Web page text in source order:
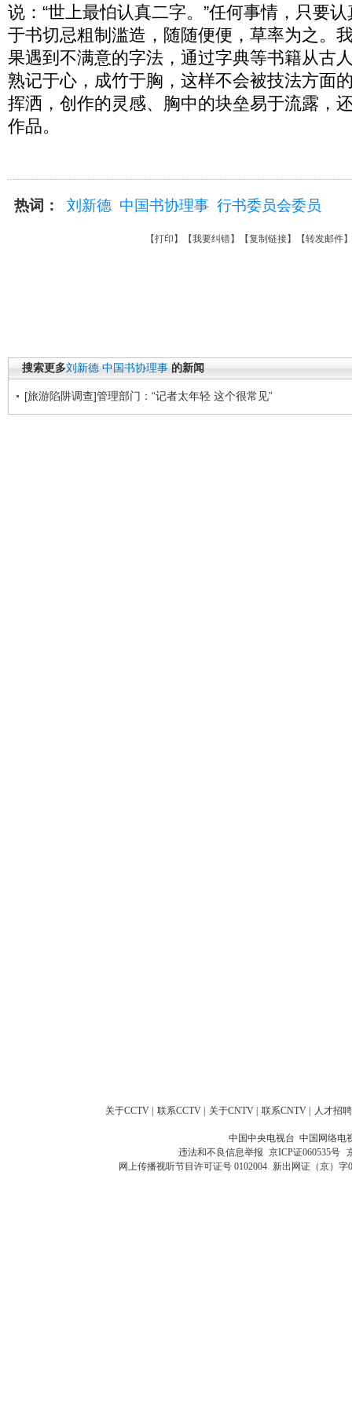
说：“世上最怕认真二字。”任何事情，只要
于书切忌粗制滥造，随随便便，草率为之。
果遇到不满意的字法，通过字典等书籍从古
熟记于心，成竹于胸，这样不会被技法方面
挥洒，创作的灵感、胸中的块垒易于流露，
作品。
热词： 刘新德 中国书协理事 行书委员会委员
【打印 】【我要纠错】【复制链接】【转发邮件
搜索更多刘新德 中国书协理事 的新闻
[旅游陷阱调查]管理部门：“记者太年轻 这个很常见”
关于CCTV 联系CCTV 关于CNTV 联系CNTV 人才招聘
中国中央电视台 中国网络电
违法和不良信息举报 京ICP证060535号
网上传播视听节目许可证号 0102004 新出网证（京）